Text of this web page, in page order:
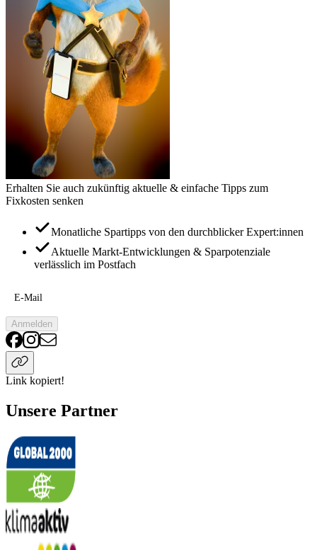
Erhalten Sie auch zukünftig aktuelle & einfache Tipps zum
Fixkosten senken
Monatliche Spartipps von den durchblicker Expert:innen
Aktuelle Markt-Entwicklungen & Sparpotenziale
verlässlich im Postfach
E-Mail
Anmelden
Link kopiert!
Unsere Partner